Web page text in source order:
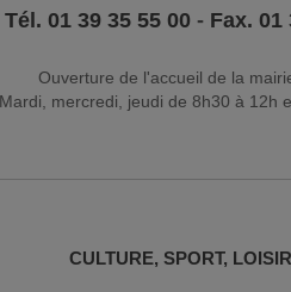
Tél. 01 39 35 55 00 - Fax. 01
Ouverture de l'accueil de la
mercredi, jeudi de 8h30 à
CULTURE, SPORT,